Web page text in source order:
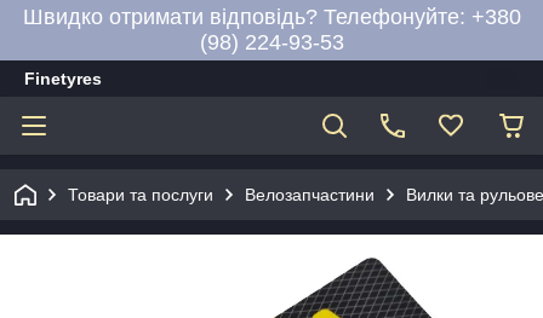
Швидко отримати відповідь? Телефонуйте: +380
(98) 224-93-53
Finetyres
Товари та послуги Велозапчастини Вилки та